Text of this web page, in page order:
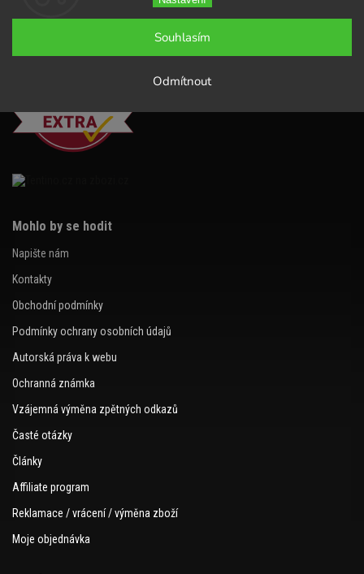
Odmítnout
Souhlasím
Mohlo by se hodit
Napište nám
Kontakty
Obchodní podmínky
Podmínky ochrany osobních údajů
Autorská práva k webu
Ochranná známka
Vzájemná výměna zpětných odkazů
Časté otázky
Články
Affiliate program
Reklamace / vrácení / výměna zboží
Moje objednávka